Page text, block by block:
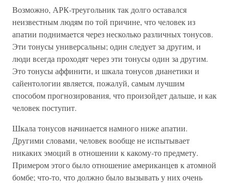
Возможно, АРК-треугольник так долго оставался
неизвестным людям по той причине, что человек из
апатии поднимается через несколько различных тонусов.
Эти тонусы универсальны; один следует за другим, и
люди всегда проходят через эти тонусы один за другим.
Это тонусы аффинити, и шкала тонусов дианетики и
сайентологии является, пожалуй, самым лучшим
способом прогнозирования, что произойдет дальше, и как
человек поступит.
Шкала тонусов начинается намного ниже апатии.
Другими словами, человек вообще не испытывает
никаких эмоций в отношении к какому-то предмету.
Примером этого было отношение американцев к атомной
бомбе; что-то, что должно было вызывать у них очень